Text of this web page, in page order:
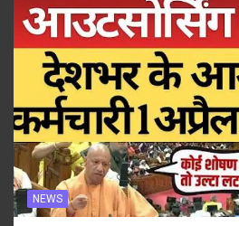
NEWS